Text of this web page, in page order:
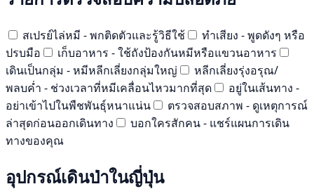
สเปรย์ไล่หมี - พกติดตัวและรู้วิธีใช้
ทำเสียง - พูดดังๆ หรือ
ปรบมือ
เก็บอาหาร - ใช้ถังป้องกันหมีหรือแขวนอาหาร
เดินเป็นกลุ่ม - หมีหลีกเลี่ยงกลุ่มใหญ่
หลีกเลี่ยงรุ่งอรุณ/
พลบค่ำ - ช่วงเวลาที่หมีเคลื่อนไหวมากที่สุด
อยู่ในเส้นทาง -
อย่าเข้าไปในพืชพันธุ์หนาแน่น
ตรวจสอบสภาพ - ดูเหตุการณ์
ล่าสุดก่อนออกเดินทาง
บอกใครสักคน - แชร์แผนการเดิน
ทางของคุณ
อุปกรณ์เดินป่าในญี่ปุ่น